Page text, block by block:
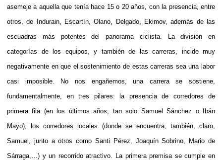
asemeje a aquella que tenía hace 15 o 20 años, con la presencia, entre
otros, de Indurain, Escartín, Olano, Delgado, Ekimov, además de las
escuadras más potentes del panorama ciclista. La división en
categorías de los equipos, y también de las carreras, incide muy
negativamente en que el sostenimiento de estas carreras sea una labor
casi imposible. No nos engañemos, una carrera se sostiene,
fundamentalmente, en tres pilares: la presencia de corredores de
primera fila (en los últimos años, tan solo Samuel Sánchez o Ibán
Mayo), los corredores locales (donde se encuentra, también, claro,
Samuel, junto a otros como Santi Pérez, Joaquín Sobrino, Mario de
Sárraga,…) y un recorrido atractivo. La primera premisa se cumple en